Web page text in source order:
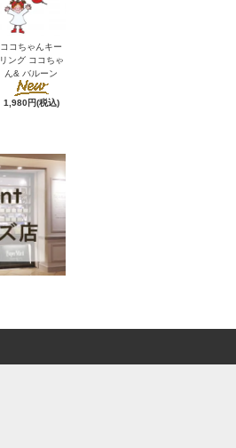
ココちゃんキー
リング ココちゃ
ん& バルーン
1,980円(税込)